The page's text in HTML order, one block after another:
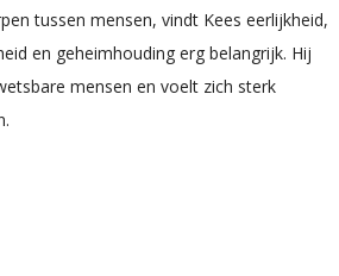
tussen mensen, vindt Kees eerlijkheid,
en geheimhouding erg belangrijk. Hij
mensen en voelt zich sterk